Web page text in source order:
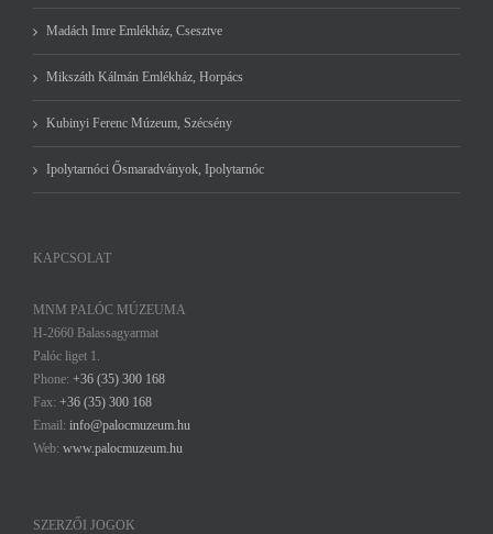
Madách Imre Emlékház, Csesztve
Mikszáth Kálmán Emlékház, Horpács
Kubinyi Ferenc Múzeum, Szécsény
Ipolytarnóci Ősmaradványok, Ipolytarnóc
KAPCSOLAT
MNM PALÓC MÚZEUMA
H-2660 Balassagyarmat
Palóc liget 1.
Phone: +36 (35) 300 168
Fax: +36 (35) 300 168
Email: info@palocmuzeum.hu
Web: www.palocmuzeum.hu
SZERZŐI JOGOK